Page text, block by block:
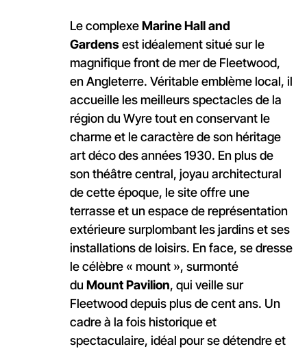
Le complexeMarine Hall and
Gardensest idéalement situé sur le
magnifique front de mer de Fleetwood,
en Angleterre. Véritable emblème local, il
accueille les meilleurs spectacles de la
région du Wyre tout en conservant le
charme et le caractère de son héritage
art déco des années 1930. En plus de
son théâtre central, joyau architectural
de cette époque, le site offre une
terrasse et un espace de représentation
extérieure surplombant les jardins et ses
installations de loisirs. En face, se dresse
le célèbre « mount », surmonté
du Mount Pavilion, qui veille sur
Fleetwood depuis plus de cent ans. Un
cadre à la fois historique et
spectaculaire, idéal pour se détendre et